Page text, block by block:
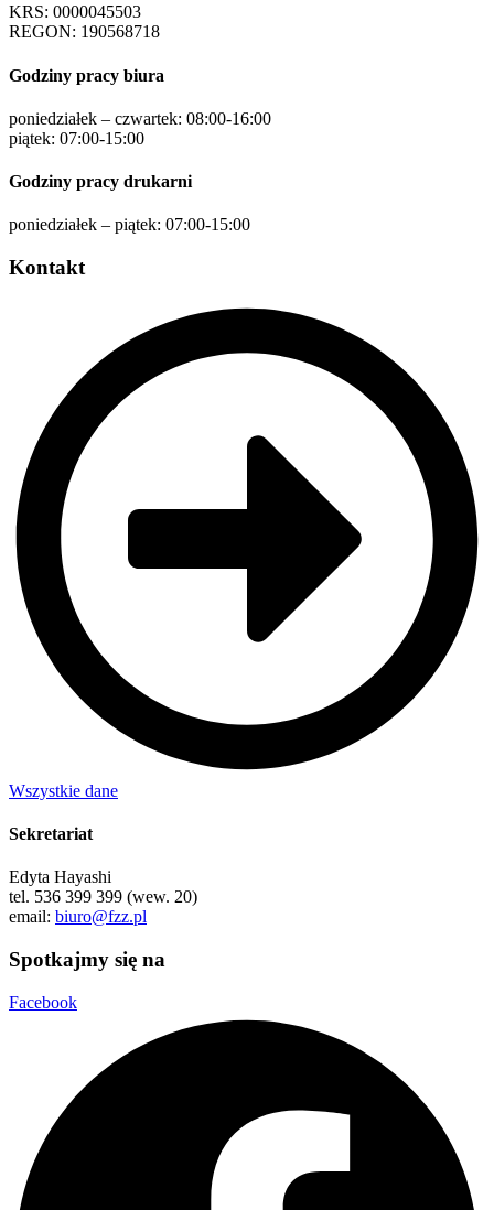
KRS: 0000045503
REGON: 190568718
Godziny pracy biura
poniedziałek – czwartek: 08:00-16:00
piątek: 07:00-15:00
Godziny pracy drukarni
poniedziałek – piątek: 07:00-15:00
Kontakt
Wszystkie dane
Sekretariat
Edyta Hayashi
tel. 536 399 399 (wew. 20)
email: biuro@fzz.pl
Spotkajmy się na
Facebook